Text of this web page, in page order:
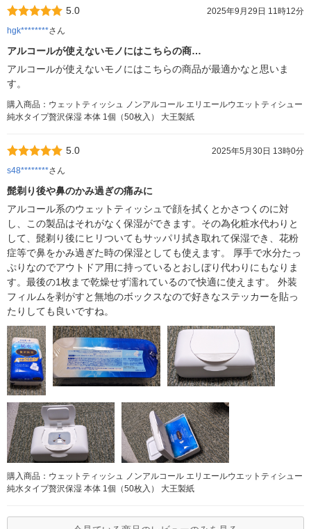
5.0
2025年9月29日 11時12分
hgk********さん
アルコールが使えないモノにはこちらの商…
アルコールが使えないモノにはこちらの商品が最適かなと思いま
す。
購入商品：ウェットティッシュ ノンアルコール エリエールウエットティシュー
純水タイプ贅沢保湿 本体 1個（50枚入） 大王製紙
5.0
2025年5月30日 13時0分
s48********さん
髭剃り後や鼻のかみ過ぎの痛みに
アルコール系のウェットティッシュで顔を拭くとかさつくのに対
し、この製品はそれがなく保湿ができます。その為化粧水代わりと
して、髭剃り後にヒリついてもサッパリ拭き取れて保湿でき、花粉
症等で鼻をかみ過ぎた時の保湿としても使えます。 厚手で水分たっ
ぷりなのでアウトドア用に持っているとおしぼり代わりにもなりま
す。最後の1枚まで乾燥せず濡れているので快適に使えます。 外装
フィルムを剥がすと無地のボックスなので好きなステッカーを貼っ
たりしても良いですね。
購入商品：ウェットティッシュ ノンアルコール エリエールウエットティシュー
純水タイプ贅沢保湿 本体 1個（50枚入） 大王製紙